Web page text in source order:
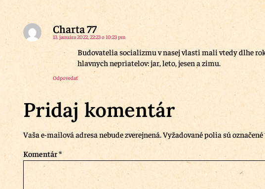
Charta 77
13. januára 2022, 22:23 o 10:23 pm
Budovatelia socializmu v nasej vlasti mali vtedy dlhe
hlavnych nepriatelov: jar, leto, jesen a zimu.
Odpovedať
Pridaj komentár
Vaša e-mailová adresa nebude zverejnená.Vyžadované polia sú označené
Komentár*